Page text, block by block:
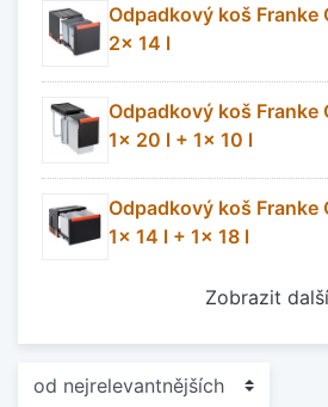
Odpadkový koš Franke
2x 14 l
Odpadkový koš Franke
1x 20 l + 1x 10 l
Odpadkový koš Franke
1x 14 l + 1x 18 l
Zobrazit další